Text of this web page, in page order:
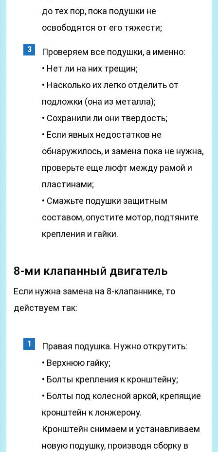
до тех пор, пока подушки не
освободятся от его тяжести;
Проверяем все подушки, а именно:
• Нет ли на них трещин;
• Насколько их легко отделить от
подложки (она из металла);
• Сохранили ли они твердость;
• Если явных недостатков не
обнаружилось, и замена пока не нужна,
проверьте еще люфт между рамой и
пластинами;
• Смажьте подушки защитным
составом, опустите мотор, подтяните
крепления и гайки.
8-ми клапанный двигатель
Если нужна замена на 8-клапаннике, то
действуем так:
Правая подушка. Нужно открутить:
• Верхнюю гайку;
• Болты крепления к кронштейну;
• Болты под колесной аркой, крепящие
кронштейн к лонжерону.
Кронштейн снимаем и устанавливаем
новую подушку, производя сборку в